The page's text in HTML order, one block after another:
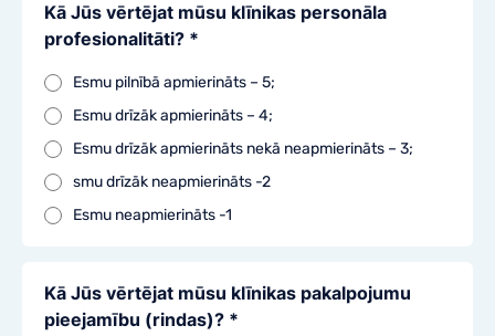
Kā Jūs vērtējat mūsu klīnikas personāla
profesionalitāti? *
Esmu pilnībā apmierināts – 5;
Esmu drīzāk apmierināts – 4;
Esmu drīzāk apmierināts nekā neapmierināts – 3;
smu drīzāk neapmierināts -2
Esmu neapmierināts -1
Kā Jūs vērtējat mūsu klīnikas pakalpojumu
pieejamību (rindas)? *